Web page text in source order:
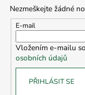
Nezmeškejte žádné
E-mail
Vložením e-mailu
osobních údajů
PŘIHLÁSIT SE